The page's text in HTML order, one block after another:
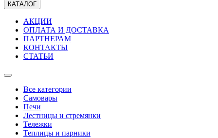
КАТАЛОГ
АКЦИИ
ОПЛАТА И ДОСТАВКА
ПАРТНЕРАМ
КОНТАКТЫ
СТАТЬИ
Все категории
Самовары
Печи
Лестницы и стремянки
Тележки
Теплицы и парники